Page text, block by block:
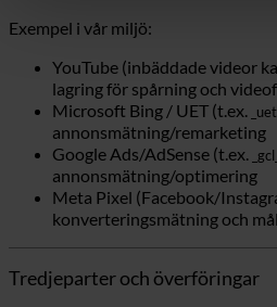
Exempel i vår miljö:
YouTube (inbäddade videor
lagring för spårning och
Microsoft Bing / UET (t.ex.
annonsmätning/remarketing
Google Ads/AdSense (t.ex.
annonsmätning/optimering
Meta Pixel (Facebook/
konverteringsmätning och
Tredjeparter och överföringar